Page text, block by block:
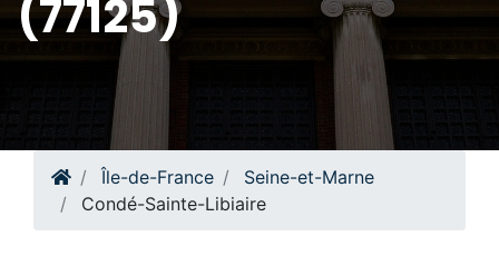
(77125)
Île-de-France
Seine-et-Marne
Condé-Sainte-Libiaire